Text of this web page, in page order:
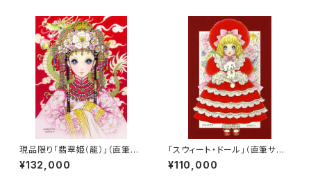
現品限り「翡翠姫（龍）」（直筆サ
イン入り）
¥132,000
「スウィート・ドール」（直筆サイ
ン入り）
¥110,000